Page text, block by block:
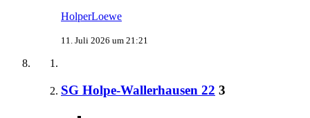
HolperLoewe
11. Juli 2026 um 21:21
SG Holpe-Wallerhausen 22 3